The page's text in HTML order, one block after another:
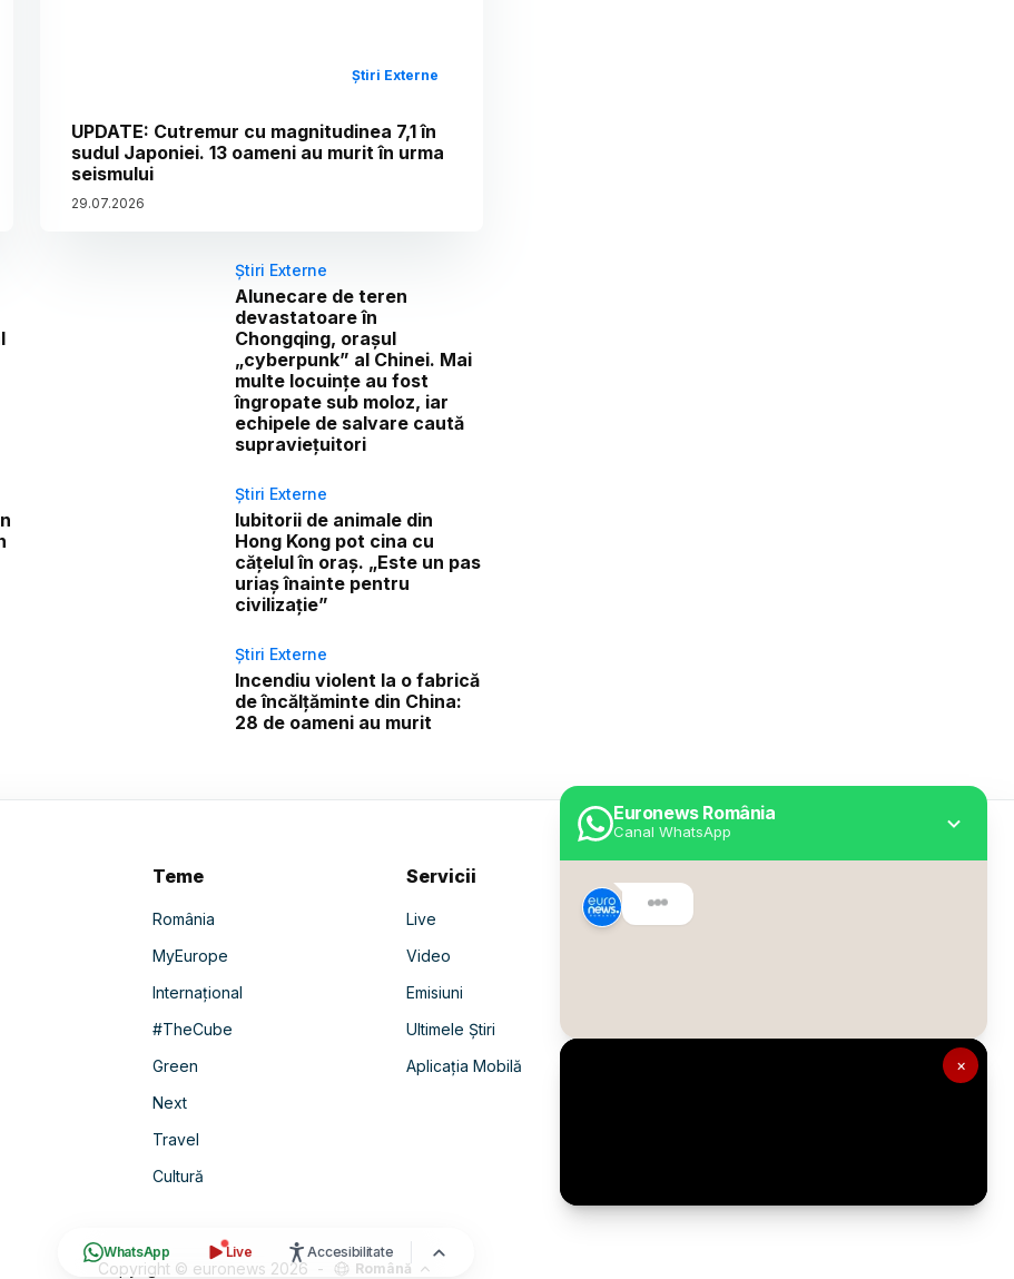
×
Euronews România
Canal WhatsApp
WhatsApp Live Accesibilitate
Știri Externe
UPDATE: Cutremur cu magnitudinea 7,1 în
sudul Japoniei. 13 oameni au murit în urma
seismului
29.07.2026
Știri Externe
Alunecare de teren
devastatoare în
Chongqing, orașul
„cyberpunk” al Chinei. Mai
multe locuințe au fost
îngropate sub moloz, iar
echipele de salvare caută
supraviețuitori
Știri Externe
Iubitorii de animale din
Hong Kong pot cina cu
cățelul în oraș. „Este un pas
uriaș înainte pentru
civilizație”
Știri Externe
Incendiu violent la o fabrică
de încălţăminte din China:
28 de oameni au murit
Teme
România
MyEurope
Internațional
#TheCube
Green
Next
Travel
Cultură
Servicii
Live
Video
Emisiuni
Ultimele Știri
Aplicația Mobilă
Despre Euronews
Copyright © euronews 2026 - Română